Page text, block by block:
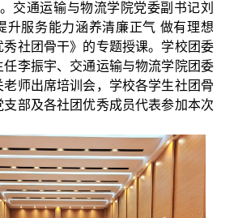
交通运输与物流学院党委副书记刘
升服务能力涵养清廉正气 做有理想
秀社团骨干》的专题授课。学校团委
任李振宇、交通运输与物流学院团委
老师出席培训会，学校各学生社团骨
部及各社团优秀成员代表参加本次